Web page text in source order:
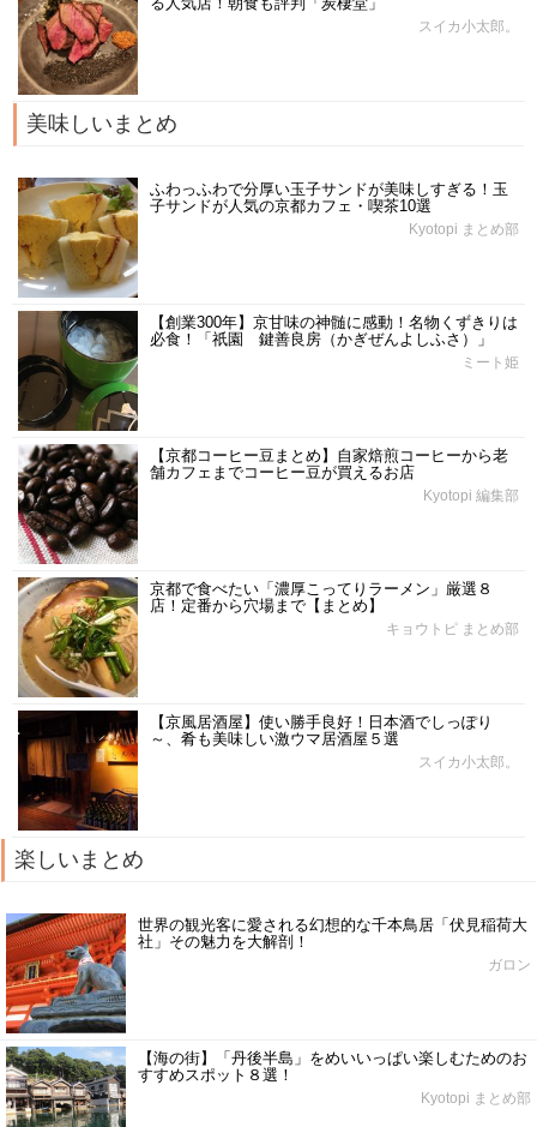
スイカ小太郎。
美味しいまとめ
ふわっふわで分厚い玉子サンドが美味しすぎる！玉
子サンドが人気の京都カフェ・喫茶10選
Kyotopi まとめ部
【創業300年】京甘味の神髄に感動！名物くずきりは
必食！「祇園 鍵善良房（かぎぜんよしふさ）」
ミート姫
【京都コーヒー豆まとめ】自家焙煎コーヒーから老
舗カフェまでコーヒー豆が買えるお店
Kyotopi 編集部
京都で食べたい「濃厚こってりラーメン」厳選８
店！定番から穴場まで【まとめ】
キョウトピ まとめ部
【京風居酒屋】使い勝手良好！日本酒でしっぽり
～、肴も美味しい激ウマ居酒屋５選
スイカ小太郎。
楽しいまとめ
世界の観光客に愛される幻想的な千本鳥居「伏見稲荷大
社」その魅力を大解剖！
ガロン
【海の街】「丹後半島」をめいいっぱい楽しむためのお
すすめスポット８選！
Kyotopi まとめ部